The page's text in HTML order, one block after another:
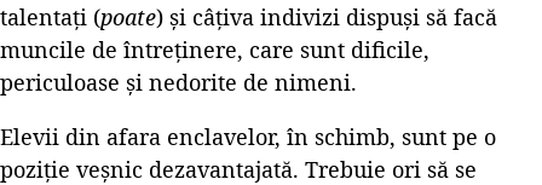
talentați (poate) și câțiva indivizi dispuși să facă
muncile de întreținere, care sunt dificile,
periculoase și nedorite de nimeni.
Elevii din afara enclavelor, în schimb, sunt pe o
poziție veșnic dezavantajată. Trebuie ori să se